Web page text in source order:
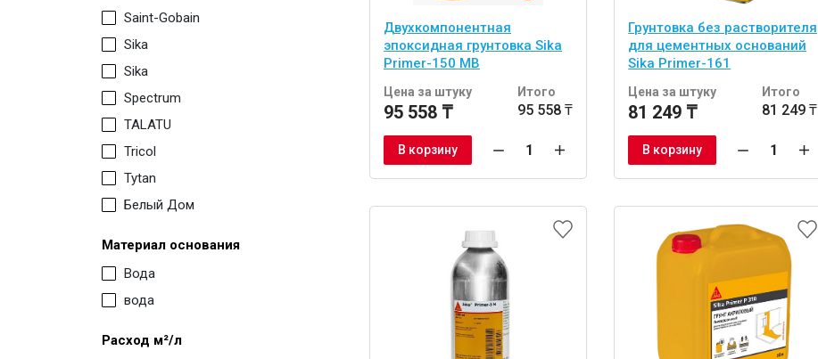
Saint-Gobain
Sika
Sika
Spectrum
TALATU
Tricol
Tytan
Белый Дом
Материал основания
Вода
вода
Расход м²/л
Двухкомпонентная
эпоксидная грунтовка Sika
Primer-150 MB
Цена за штуку
95 558 ₸
Итого
95 558 ₸
В корзину
Грунтовка без растворителя
для цементных оснований
Sika Primer-161
Цена за штуку
81 249 ₸
Итого
81 249 ₸
В корзину